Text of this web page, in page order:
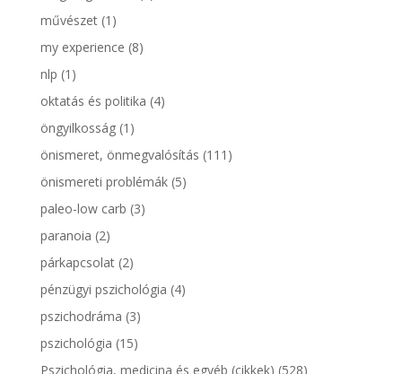
művészet(1)
my experience (8)
nlp (1)
oktatás és politika (4)
öngyilkosság(1)
önismeret, önmegvalósítás (111)
önismereti problémák(5)
paleo-low carb (3)
paranoia (2)
párkapcsolat(2)
pénzügyi pszichológia (4)
pszichodráma (3)
pszichológia (15)
Pszichológia, medicina és egyéb (cikkek) (528)